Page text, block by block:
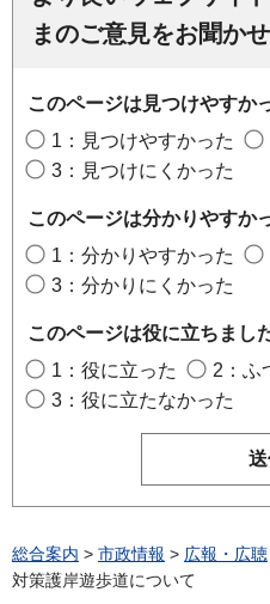
まのご意見をお聞か
このページは見つけやすか
1：見つけやすかった
3：見つけにくかった
このページは分かりやすか
1：分かりやすかった
3：分かりにくかった
このページは役に立ちまし
1：役に立った
2：ふ
3：役に立たなかった
総合案内 > 市政情報 > 広報・広聴
対策護岸遊歩道について